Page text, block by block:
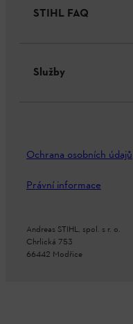
STIHL FAQ
Služby
Ochrana osobních údajů
Právní informace
Andreas STIHL, spol. s r. o.
Chrlická 753
66442 Modřice